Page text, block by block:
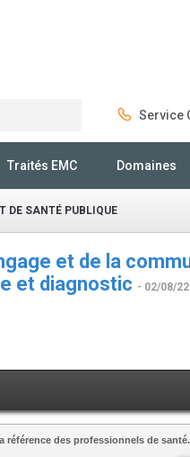
Service
Traités EMC Domaines
DE SANTÉ PUBLIQUE
et de la
et diagnostic - 02/08/22
référence des professionnels de santé.